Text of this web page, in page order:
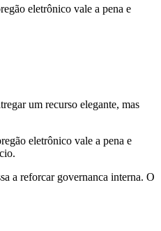
eletrônico vale a pena e
um recurso elegante, mas
eletrônico vale a pena e
a reforcar governanca interna. O